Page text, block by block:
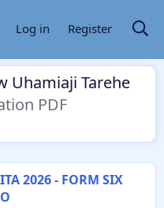
Log in Register
Uhamiaji Tarehe
PDF
2026 - FORM SIX